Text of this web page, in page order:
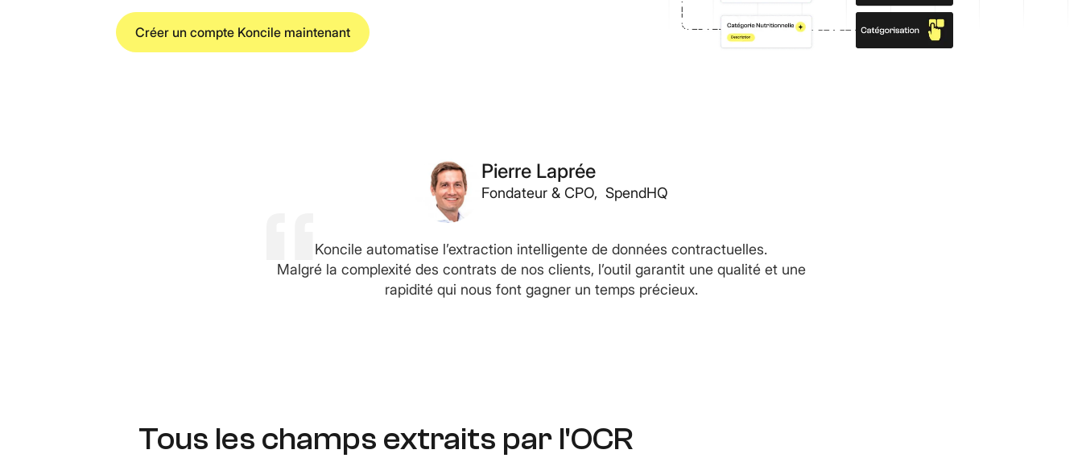
Créer un compte Koncile maintenant
Pierre Laprée
Fondateur & CPO, SpendHQ
Koncile automatise l’extraction intelligente de données contractuelles.
Malgré la complexité des contrats de nos clients, l’outil garantit une qualité et une
rapidité qui nous font gagner un temps précieux.
Tous les champs extraits par l'OCR